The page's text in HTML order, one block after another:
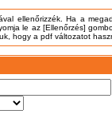
ellenőrizzék. Ha a
le az [Ellenőrzés]
hogy a pdf változatot